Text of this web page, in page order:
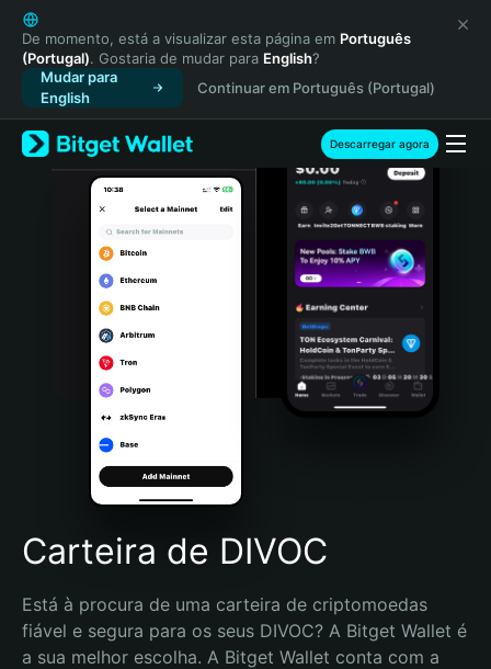
English
日本語
Tiếng Việt
Русский
Español (Latinoamérica)
Türkçe
Italiano
Português (Portugal)
Bahasa Indonesia
Português (Brasil)
Español (Argentina)
De momento, está a visualizar esta página em Português
(Portugal). Gostaria de mudar para English?
Mudar para
English
Continuar em Português (Portugal)
Descarregar agora
Carteira de DIVOC
Está à procura de uma carteira de criptomoedas
fiável e segura para os seus DIVOC? A Bitget Wallet é
a sua melhor escolha. A Bitget Wallet conta com a